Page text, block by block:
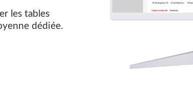
les tables
dédiée.